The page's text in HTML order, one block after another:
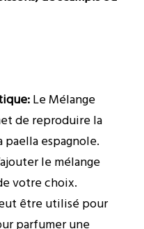
Le Mélange
de reproduire la
espagnole.
le mélange
votre choix.
être utilisé pour
parfumer une